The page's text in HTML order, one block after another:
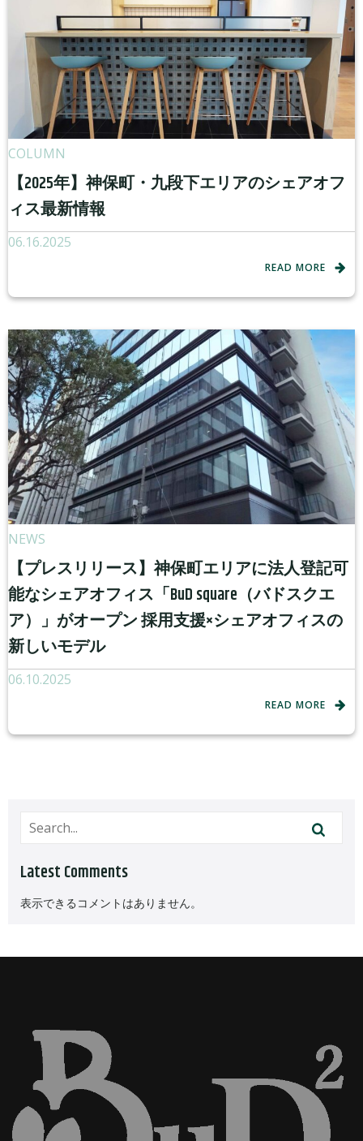
COLUMN
【2025年】神保町・九段下エリアのシェアオフ
ィス最新情報
06.16.2025
READ MORE
NEWS
【プレスリリース】神保町エリアに法人登記可
能なシェアオフィス「BuD square（バドスクエ
ア）」がオープン 採用支援×シェアオフィスの
新しいモデル
06.10.2025
READ MORE
Latest Comments
表示できるコメントはありません。